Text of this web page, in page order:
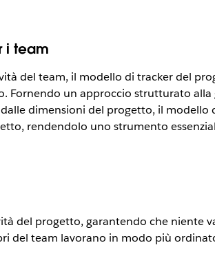
i team
del team, il modello di tracker del
un approccio strutturato
dimensioni del progetto, il modello
rendendolo uno strumento
del progetto, garantendo che niente
del team lavorano in modo più